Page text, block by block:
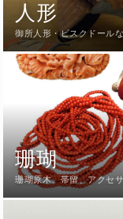
人形
御所人形・ビスクドール
珊瑚
珊瑚原木、帯留、アクセ